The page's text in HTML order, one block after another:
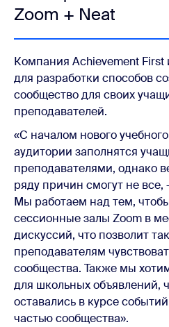
Zoom + Neat
Компания Achievement First
для разработки способов
сообщество для своих
преподавателей.
«С началом нового
аудитории заполнятся
преподавателями, однако
ряду причин смогут не
Мы работаем над тем,
сессионные залы Zoom в
дискуссий, что позволит
преподавателям
сообщества. Также мы
для школьных объявлений,
оставались в курсе
частью сообщества».